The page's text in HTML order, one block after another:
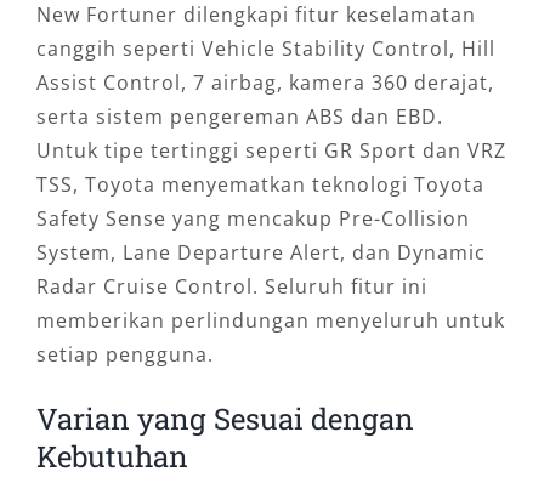
New Fortuner dilengkapi fitur keselamatan
canggih seperti Vehicle Stability Control, Hill
Assist Control, 7 airbag, kamera 360 derajat,
serta sistem pengereman ABS dan EBD.
Untuk tipe tertinggi seperti GR Sport dan VRZ
TSS, Toyota menyematkan teknologi Toyota
Safety Sense yang mencakup Pre-Collision
System, Lane Departure Alert, dan Dynamic
Radar Cruise Control. Seluruh fitur ini
memberikan perlindungan menyeluruh untuk
setiap pengguna.
Varian yang Sesuai dengan
Kebutuhan